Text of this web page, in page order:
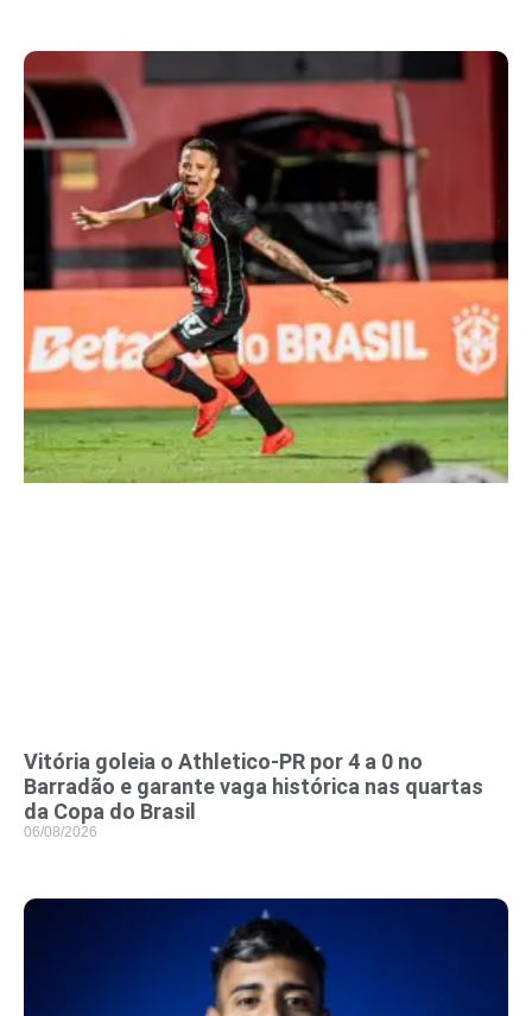
Vitória goleia o Athletico-PR por 4 a 0 no
Barradão e garante vaga histórica nas quartas
da Copa do Brasil
06/08/2026